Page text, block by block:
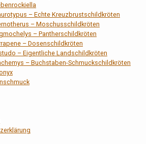
– Echte Kreuzbrustschildkröten
– Moschusschildkröten
– Pantherschildkröten
– Dosenschildkröten
– Eigentliche Landschildkröten
– Buchstaben-Schmuckschildkröten